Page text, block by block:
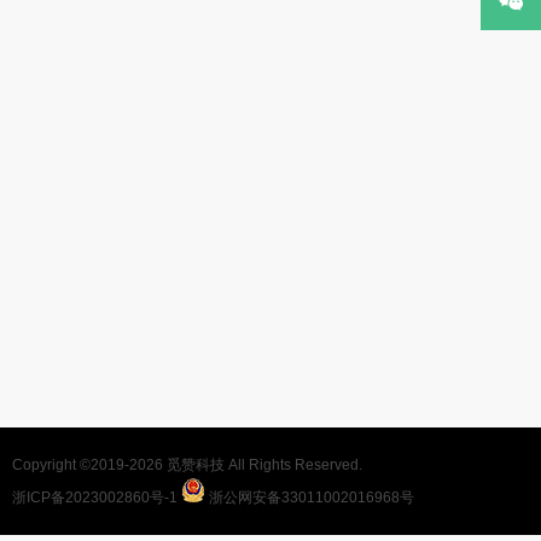
Copyright ©2019-2026 觅赞科技 All Rights Reserved.
浙ICP备2023002860号-1
浙公网安备33011002016968号